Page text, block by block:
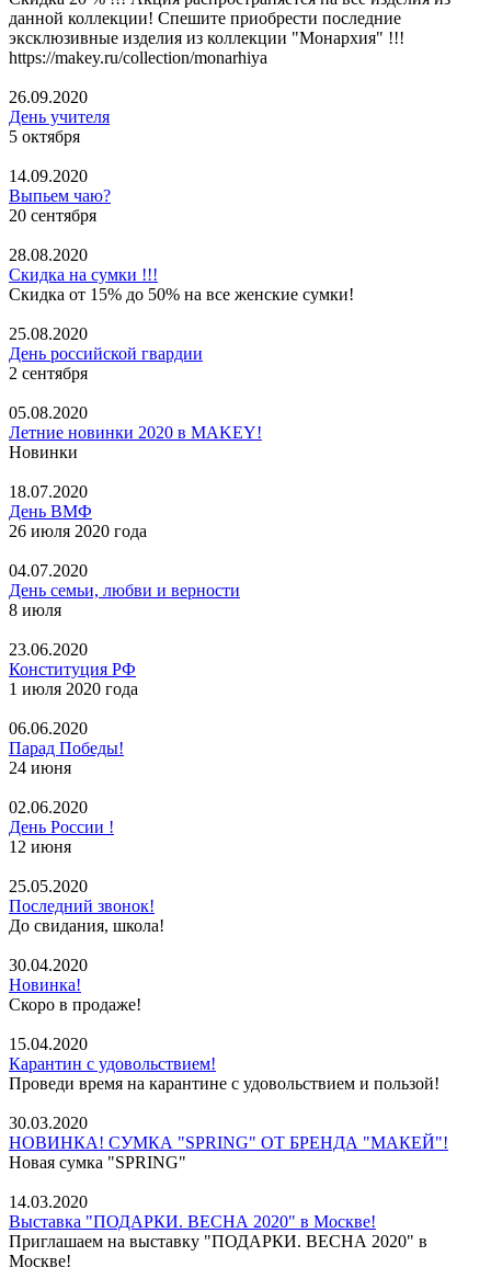
данной коллекции! Спешите приобрести последние
эксклюзивные изделия из коллекции "Монархия" !!!
https://makey.ru/collection/monarhiya
26.09.2020
День учителя
5 октября
14.09.2020
Выпьем чаю?
20 сентября
28.08.2020
Скидка на сумки !!!
Скидка от 15% до 50% на все женские сумки!
25.08.2020
День российской гвардии
2 сентября
05.08.2020
Летние новинки 2020 в MAKEY!
Новинки
18.07.2020
День ВМФ
26 июля 2020 года
04.07.2020
День семьи, любви и верности
8 июля
23.06.2020
Конституция РФ
1 июля 2020 года
06.06.2020
Парад Победы!
24 июня
02.06.2020
День России !
12 июня
25.05.2020
Последний звонок!
До свидания, школа!
30.04.2020
Новинка!
Скоро в продаже!
15.04.2020
Карантин с удовольствием!
Проведи время на карантине с удовольствием и пользой!
30.03.2020
НОВИНКА! СУМКА "SPRING" ОТ БРЕНДА "МАКЕЙ"!
Новая сумка "SPRING"
14.03.2020
Выставка "ПОДАРКИ. ВЕСНА 2020" в Москве!
Приглашаем на выставку "ПОДАРКИ. ВЕСНА 2020" в
Москве!